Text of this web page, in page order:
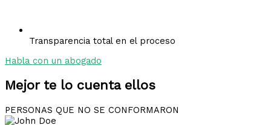
Transparencia total en el proceso
Habla con un abogado
Mejor te lo cuenta ellos
PERSONAS QUE NO SE CONFORMARON